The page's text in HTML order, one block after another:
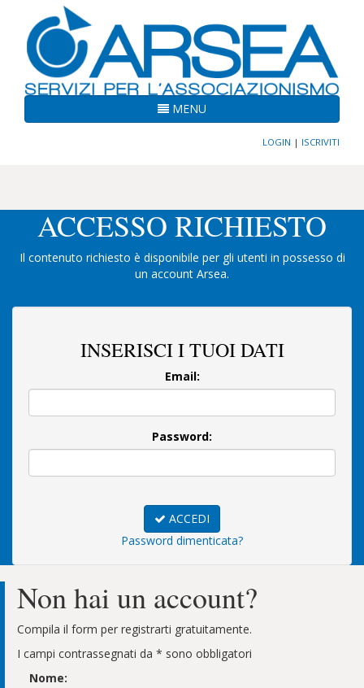
MENU
LOGIN | ISCRIVITI
ACCESSO RICHIESTO
Il contenuto richiesto è disponibile per gli utenti in possesso di
un account Arsea.
INSERISCI I TUOI DATI
Email:
Password:
ACCEDI
Password dimenticata?
Non hai un account?
Compila il form per registrarti gratuitamente.
I campi contrassegnati da * sono obbligatori
Nome: